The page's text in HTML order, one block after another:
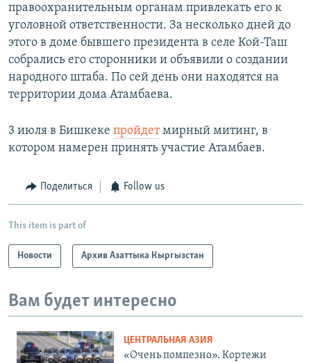
правоохранительным органам привлекать его к
уголовной ответственности. За несколько дней до
этого в доме бывшего президента в селе Кой-Таш
собрались его сторонники и объявили о создании
народного штаба. По сей день они находятся на
территории дома Атамбаева.
3 июля в Бишкеке пройдетмирный митинг, в
котором намерен принять участие Атамбаев.
Поделиться Follow us
This item is part of
Новости Архив Азаттыка Кыргызстан
Вам будет интересно
ЦЕНТРАЛЬНАЯ АЗИЯ
«Очень помпезно». Кортежи